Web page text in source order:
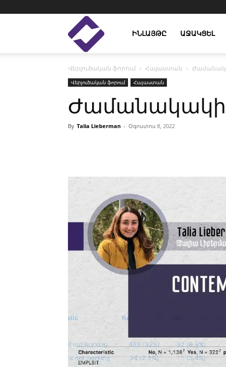
Enlight
Studies
ԻՆԼԱՅԹԸ ԱՋԱԿՑԵԼ
Վերլուծական ֆորում Հայաստան
Վերլուծական ֆորում Հայաստան
By Talia Lieberman - Օգոստոս 8, 2022